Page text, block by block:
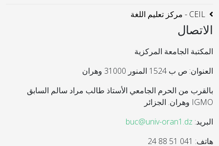
CEIL - مركز تعليم اللغة
الاتصال
المكتبة الجامعة المركزية
العنوان: ص ب 1524 المنور 31000 وهران
بالقرب من الحرم الجامعي الأستاذ طالب مراد سالم السابق
IGMO وهران. الجزائر
البريد: buc@univ-oran1.dz
هاتف: 041 51 88 24